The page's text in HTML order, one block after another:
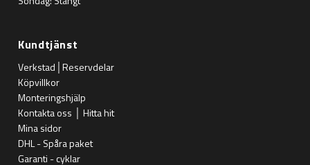
Kundtjänst
Verkstad│Reservdelar
Köpvillkor
Monteringshjälp
Kontakta oss │ Hitta hit
Mina sidor
DHL - Spåra paket
Garanti - cyklar